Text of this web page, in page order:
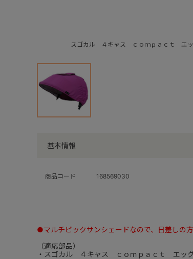
スゴカル ４キャス ｃｏｍｐａｃｔ エッ
基本情報
商品コード 168569030
●マルチビックサンシェードなので、日差しの
（適応部品）
・スゴカル ４キャス ｃｏｍｐａｃｔ エッ